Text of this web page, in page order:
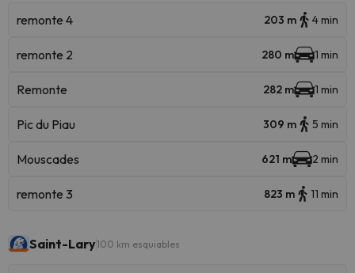
remonte 4 203 m 4 min
remonte 2 280 m 1 min
Remonte 282 m 1 min
Pic du Piau 309 m 5 min
Mouscades 621 m 2 min
remonte 3 823 m 11 min
Saint-Lary100 km esquiables